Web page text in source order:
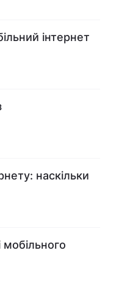
інтернет
наскільки
мобільного